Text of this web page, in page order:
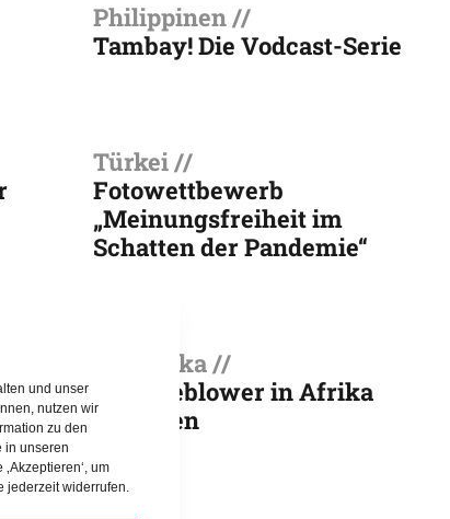
Philippinen //
Tambay! Die Vodcast-Serie
Türkei //
Fotowettbewerb
„Meinungsfreiheit im
Schatten der Pandemie“
Südafrika //
Whistleblower in Afrika
schützen
und unser
nutzen wir
zu den
in unseren
um
jederzeit widerrufen.